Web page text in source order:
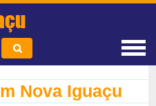
Nova Iguaçu